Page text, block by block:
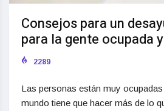
Consejos para un
para la gente ocupada
2289
Las personas están muy
mundo tiene que hacer más de lo